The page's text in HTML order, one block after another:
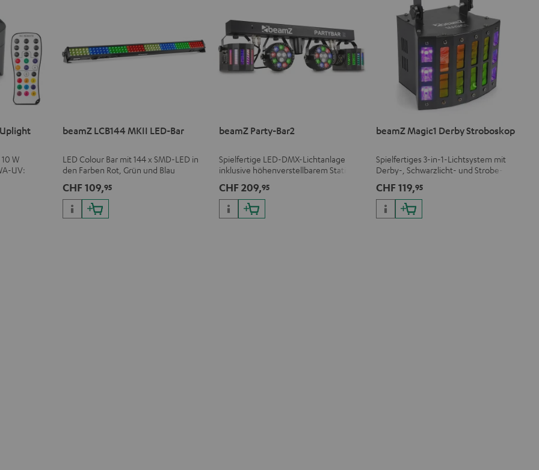
W
UV:
beamZ LCB144 MKII LED-Bar
LED Colour Bar mit 144 x SMD-LED in
den Farben Rot, Grün und Blau
CHF 109,95
beamZ Party-Bar2
Spielfertige LED-DMX-Lichtanlage
inklusive höhenverstellbarem Stativ
CHF 209,95
beamZ Magic1 Derby Stroboskop
Spielfertiges 3-in-1-Lichtsystem mit
Derby-, Schwarzlicht- und Strobe-
Geschwindigkeit
CHF 119,95